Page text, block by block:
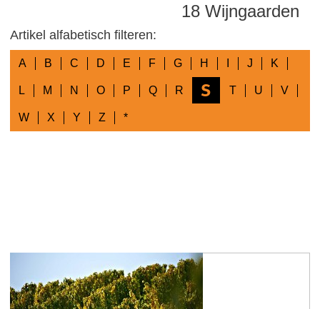
18 Wijngaarden
Artikel alfabetisch filteren:
A B C D E F G H J K
L M N O P Q R S T U V
W X Y Z *